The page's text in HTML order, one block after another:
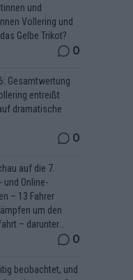
und
Vollering und
Gelbe Trikot?
0
Gesamtwertung
entreißt
dramatische
0
auf die 7.
und Online-
– 13 Fahrer
um den
– darunter
0
beobachtet, und